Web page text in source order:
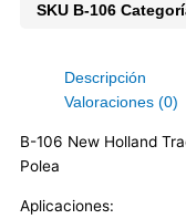
cantidad
SKU B-106
Descripción
Valoraciones (0)
B-106 New Holland
Polea
Aplicaciones: